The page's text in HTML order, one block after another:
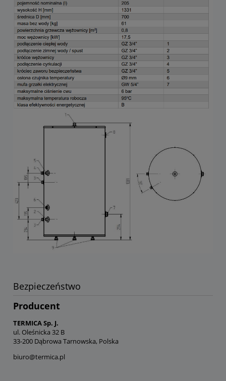
Bezpieczeństwo
Producent
TERMICA Sp. J.
ul. Oleśnicka 32 B
33-200 Dąbrowa Tarnowska, Polska
biuro@termica.pl